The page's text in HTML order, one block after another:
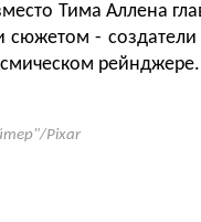
Тима Аллена
сюжетом -
рейнджере.
Pixar